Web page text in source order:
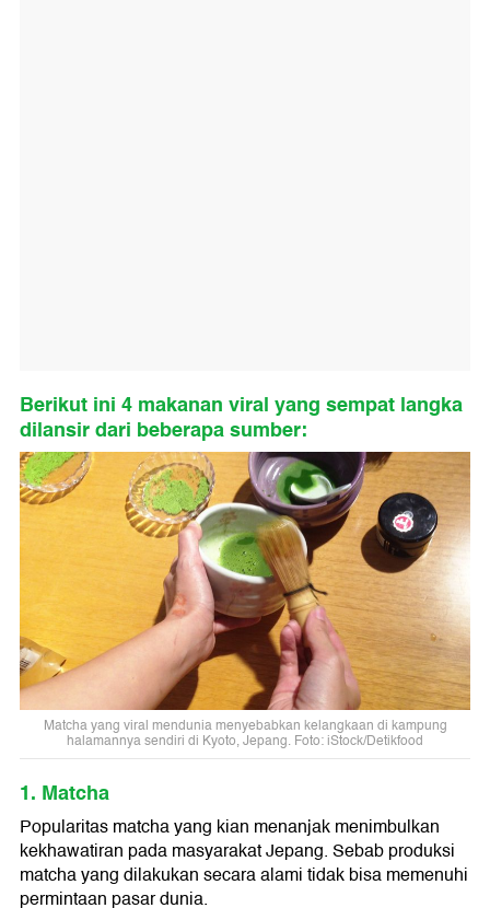
Berikut ini 4 makanan viral yang sempat langka
dilansir dari beberapa sumber:
Matcha yang viral mendunia menyebabkan kelangkaan di kampung
halamannya sendiri di Kyoto, Jepang. Foto: iStock/Detikfood
1. Matcha
Popularitas matcha yang kian menanjak menimbulkan
kekhawatiran pada masyarakat Jepang. Sebab produksi
matcha yang dilakukan secara alami tidak bisa memenuhi
permintaan pasar dunia.